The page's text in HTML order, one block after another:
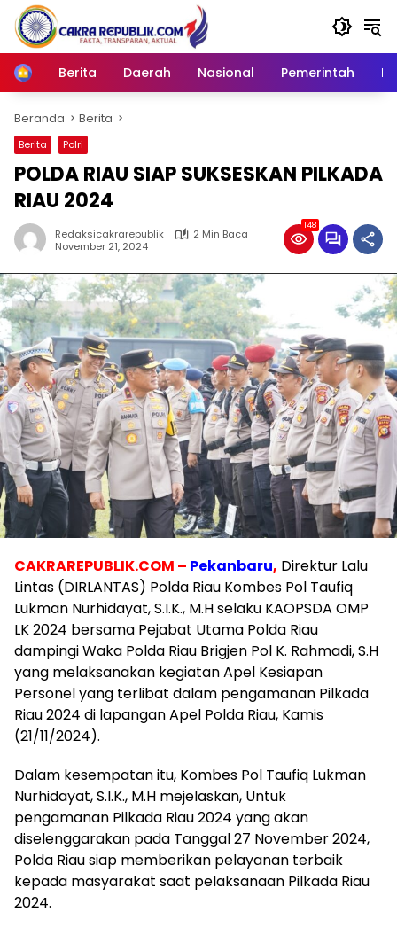
Langsung
konten
Home
Berita Daerah Nasional Pemerintah
Beranda Berita
Berita Polri
POLDA RIAU SIAP SUKSESKAN PILKADA
RIAU 2024
Redaksicakrarepublik
2 Min Baca
November 21, 2024
148
CAKRAREPUBLIK.COM – Pekanbaru, Direktur Lalu
Lintas (DIRLANTAS) Polda Riau Kombes Pol Taufiq
Lukman Nurhidayat, S.I.K., M.H selaku KAOPSDA OMP
LK 2024 bersama Pejabat Utama Polda Riau
dampingi Waka Polda Riau Brigjen Pol K. Rahmadi, S.H
yang melaksanakan kegiatan Apel Kesiapan
Personel yang terlibat dalam pengamanan Pilkada
Riau 2024 di lapangan Apel Polda Riau, Kamis
(21/11/2024).
Dalam kesempatan itu, Kombes Pol Taufiq Lukman
Nurhidayat, S.I.K., M.H mejelaskan, Untuk
pengamanan Pilkada Riau 2024 yang akan
diselenggarakan pada Tanggal 27 November 2024,
Polda Riau siap memberikan pelayanan terbaik
kepada masyarakat saat pelaksanaan Pilkada Riau
2024.